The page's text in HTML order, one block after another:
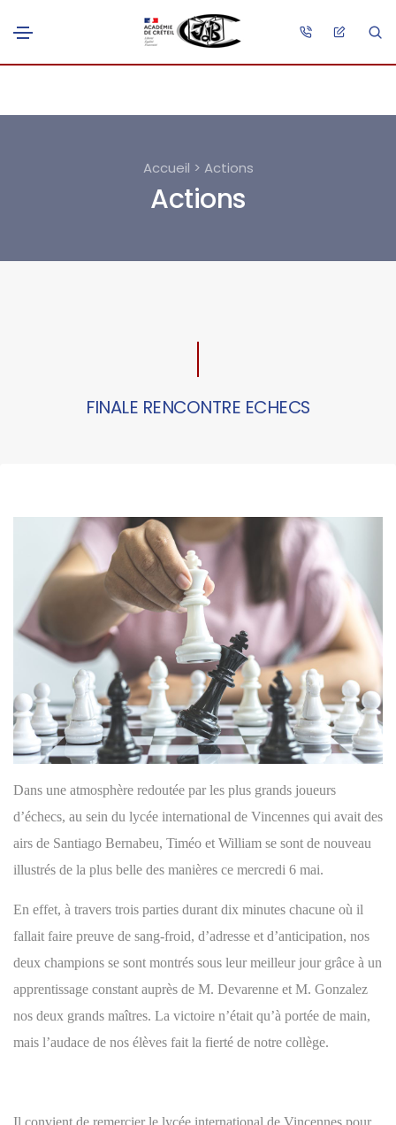
Accueil > Actions
Actions
FINALE RENCONTRE ECHECS
Dans une atmosphère redoutée par les plus grands joueurs
d’échecs, au sein du lycée international de Vincennes qui avait des
airs de Santiago Bernabeu, Timéo et William se sont de nouveau
illustrés de la plus belle des manières ce mercredi 6 mai.
En effet, à travers trois parties durant dix minutes chacune où il
fallait faire preuve de sang-froid, d’adresse et d’anticipation, nos
deux champions se sont montrés sous leur meilleur jour grâce à un
apprentissage constant auprès de M. Devarenne et M. Gonzalez
nos deux grands maîtres. La victoire n’était qu’à portée de main,
mais l’audace de nos élèves fait la fierté de notre collège.
Il convient de remercier le lycée international de Vincennes pour